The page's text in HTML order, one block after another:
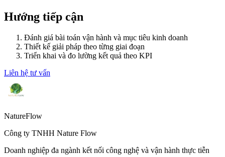
Hướng tiếp cận
Đánh giá bài toán vận hành và mục tiêu kinh doanh
Thiết kế giải pháp theo từng giai đoạn
Triển khai và đo lường kết quả theo KPI
Liên hệ tư vấn
NatureFlow
Công ty TNHH Nature Flow
Doanh nghiệp đa ngành kết nối công nghệ và vận hành thực tiễn